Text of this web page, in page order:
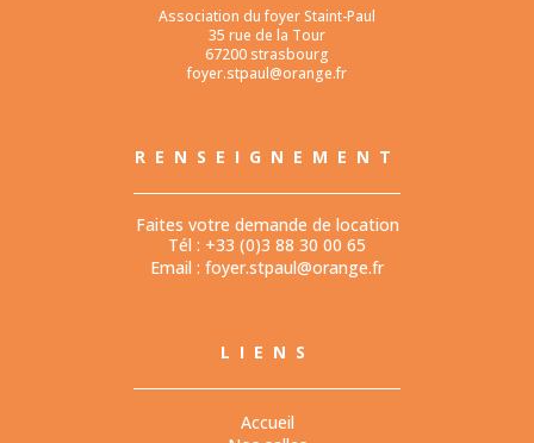
Association du foyer Staint-Paul
35 rue de la Tour
67200 strasbourg
foyer.stpaul@orange.fr
RENSEIGNEMENT
Faites votre demande de location
Tél : +33 (0)3 88 30 00 65
Email : foyer.stpaul@orange.fr
LIENS
Accueil